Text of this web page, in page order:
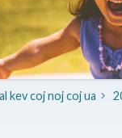
kev coj noj coj ua